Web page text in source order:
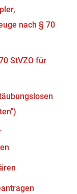
nach § 70
StVZO für